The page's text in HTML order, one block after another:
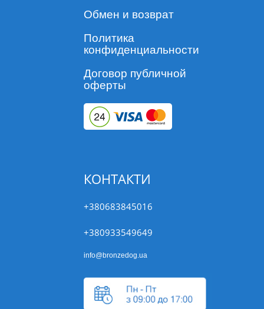
Обмен и возврат
Политика
конфиденциальности
Договор публичной
оферты
КОНТАКТИ
+380683845016
+380933549649
info@bronzedog.ua